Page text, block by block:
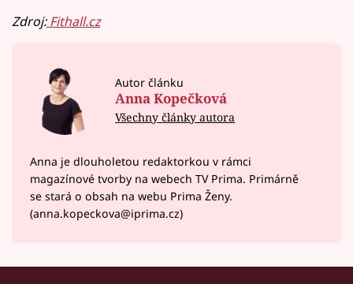
Zdroj:Fithall.cz
Autor článku
Anna Kopečková
Všechny články autora
Anna je dlouholetou redaktorkou v rámci
magazínové tvorby na webech TV Prima. Primárně
se stará o obsah na webu Prima Ženy.
(anna.kopeckova@iprima.cz)